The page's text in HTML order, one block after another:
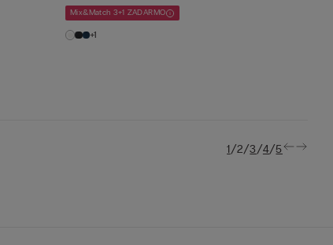
Mix&Match 3+1 ZADARMO
+1
1/2/3/4/5